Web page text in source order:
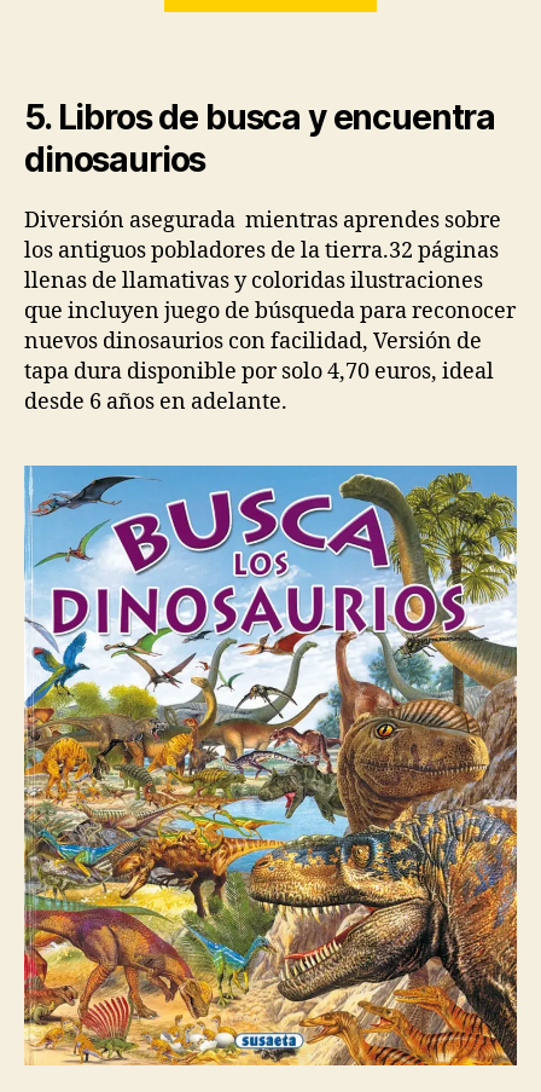
5. Libros de busca y encuentra
dinosaurios
Diversión asegurada mientras aprendes sobre
los antiguos pobladores de la tierra.32 páginas
llenas de llamativas y coloridas ilustraciones
que incluyen juego de búsqueda para reconocer
nuevos dinosaurios con facilidad, Versión de
tapa dura disponible por solo 4,70 euros, ideal
desde 6 años en adelante.